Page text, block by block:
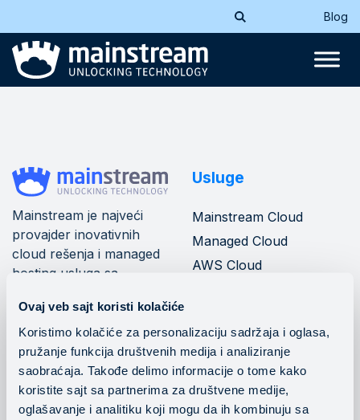
Ovaj veb sajt koristi kolačiće
Koristimo kolačiće za personalizaciju sadržaja i oglasa,
pružanje funkcija društvenih medija i analiziranje
saobraćaja. Takođe delimo informacije o tome kako
koristite sajt sa partnerima za društvene medije,
oglašavanje i analitiku koji mogu da ih kombinuju sa
Blog
Mainstream je najveći
provajder inovativnih
cloud rešenja i managed
hosting usluga sa
centara u jugoistočnoj
Evropi.
Pratite nas
Usluge
Mainstream Cloud
Managed Cloud
AWS Cloud
cloud
DevOps operacije
Konsalting usluge